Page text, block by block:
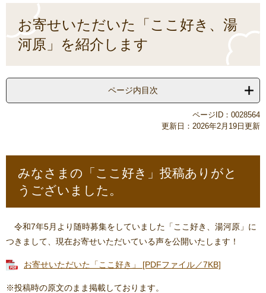
お寄せいただいた「ここ好き、湯
河原」を紹介します
ページ内目次
ページID：0028564
更新日：2026年2月19日更新
みなさまの「ここ好き」投稿ありがと
うございました。
令和7年5月より随時募集をしていました「ここ好き、湯河原」に
つきまして、現在お寄せいただいている声を公開いたします！
お寄せいただいた「ここ好き」 [PDFファイル／7KB]
※投稿時の原文のまま掲載しております。